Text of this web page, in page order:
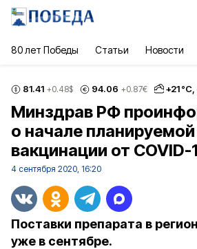
80 лет Победы Статьи Новости
81.41 +0.48$ 94.06 +0.87€ +21°С,
Минздрав РФ
о начале
вакцинации от COVID-
4 сентября 2020, 16:20
Поставки препарата в
уже в сентябре.